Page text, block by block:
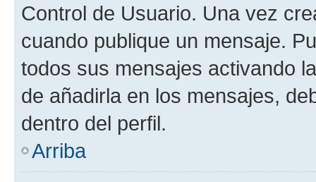
Control de Usuario. Una vez
cuando publique un mensaje.
todos sus mensajes activando
de añadirla en los mensajes,
dentro del perfil.
Arriba